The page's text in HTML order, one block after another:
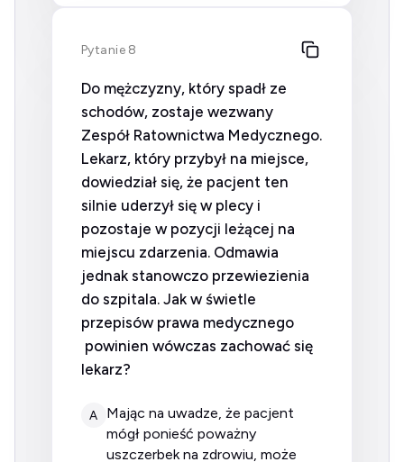
Pytanie 8
Do mężczyzny, który spadł ze
schodów, zostaje wezwany
Zespół Ratownictwa Medycznego.
Lekarz, który przybył na miejsce,
dowiedział się, że pacjent ten
silnie uderzył się w plecy i
pozostaje w pozycji leżącej na
miejscu zdarzenia. Odmawia
jednak stanowczo przewiezienia
do szpitala. Jak w świetle
przepisów prawa medycznego
powinien wówczas zachować się
lekarz?
A
mając na uwadze, że pacjent
mógł ponieść poważny
uszczerbek na zdrowiu, może